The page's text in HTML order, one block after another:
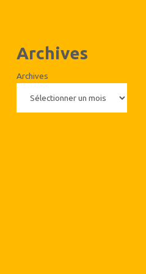
Archives
Archives